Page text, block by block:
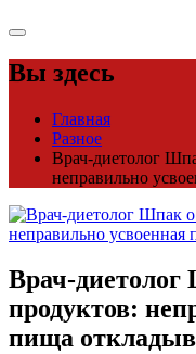
Вы здесь
Главная
Разное
Врач-диетолог
неправильно
Врач-диетолог
продуктов:
пища